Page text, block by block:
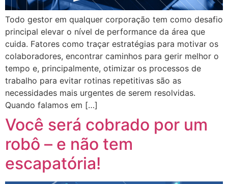
Todo gestor em qualquer corporação tem como desafio
principal elevar o nível de performance da área que
cuida. Fatores como traçar estratégias para motivar os
colaboradores, encontrar caminhos para gerir melhor o
tempo e, principalmente, otimizar os processos de
trabalho para evitar rotinas repetitivas são as
necessidades mais urgentes de serem resolvidas.
Quando falamos em […]
Você será cobrado por um
robô – e não tem
escapatória!